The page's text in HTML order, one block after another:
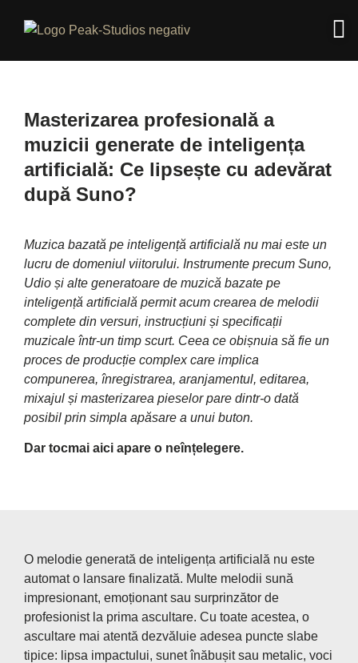
Masterizarea profesională a
muzicii generate de inteligența
artificială: Ce lipsește cu adevărat
după Suno?
Muzica bazată pe inteligență artificială nu mai este un
lucru de domeniul viitorului. Instrumente precum Suno,
Udio și alte generatoare de muzică bazate pe
inteligență artificială permit acum crearea de melodii
complete din versuri, instrucțiuni și specificații
muzicale într-un timp scurt. Ceea ce obișnuia să fie un
proces de producție complex care implica
compunerea, înregistrarea, aranjamentul, editarea,
mixajul și masterizarea pieselor pare dintr-o dată
posibil prin simpla apăsare a unui buton.
Dar tocmai aici apare o neînțelegere.
O melodie generată de inteligența artificială nu este
automat o lansare finalizată. Multe melodii sună
impresionant, emoționant sau surprinzător de
profesionist la prima ascultare. Cu toate acestea, o
ascultare mai atentă dezvăluie adesea puncte slabe
tipice: lipsa impactului, sunet înăbușit sau metalic, voci